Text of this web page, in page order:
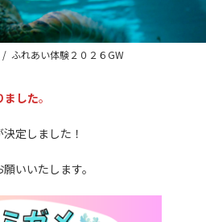
ふれあい体験２０２６GW
ました。
定しました！
いいたします。